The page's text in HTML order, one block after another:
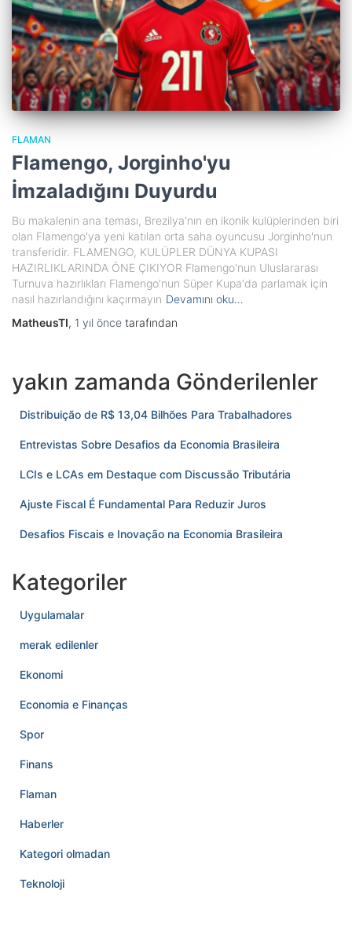
FLAMAN
Flamengo, Jorginho'yu
İmzaladığını Duyurdu
Bu makalenin ana teması, Brezilya'nın en ikonik kulüplerinden biri
olan Flamengo'ya yeni katılan orta saha oyuncusu Jorginho'nun
transferidir. FLAMENGO, KULÜPLER DÜNYA KUPASI
HAZIRLIKLARINDA ÖNE ÇIKIYOR Flamengo'nun Uluslararası
Turnuva hazırlıkları Flamengo'nun Süper Kupa'da parlamak için
nasıl hazırlandığını kaçırmayın Devamını oku…
MatheusTI, 1 yıl önce tarafından
yakın zamanda Gönderilenler
Distribuição de R$ 13,04 Bilhões Para Trabalhadores
Entrevistas Sobre Desafios da Economia Brasileira
LCIs e LCAs em Destaque com Discussão Tributária
Ajuste Fiscal É Fundamental Para Reduzir Juros
Desafios Fiscais e Inovação na Economia Brasileira
Kategoriler
Uygulamalar
merak edilenler
Ekonomi
Economia e Finanças
Spor
Finans
Flaman
Haberler
Kategori olmadan
Teknoloji